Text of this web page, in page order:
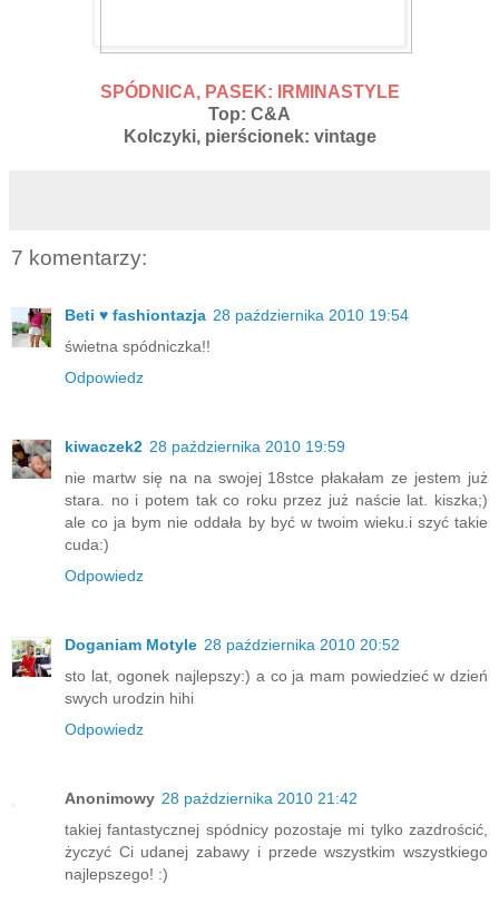
SPÓDNICA, PASEK: IRMINASTYLE
Top: C&A
Kolczyki, pierścionek: vintage
7 komentarzy:
Beti ♥ fashiontazja 28 października 2010 19:54
świetna spódniczka!!
Odpowiedz
kiwaczek2 28 października 2010 19:59
nie martw się na na swojej 18stce płakałam ze jestem już
stara. no i potem tak co roku przez już naście lat. kiszka;)
ale co ja bym nie oddała by być w twoim wieku.i szyć takie
cuda:)
Odpowiedz
Doganiam Motyle 28 października 2010 20:52
sto lat, ogonek najlepszy:) a co ja mam powiedzieć w dzień
swych urodzin hihi
Odpowiedz
Anonimowy 28 października 2010 21:42
takiej fantastycznej spódnicy pozostaje mi tylko zazdrościć,
życzyć Ci udanej zabawy i przede wszystkim wszystkiego
najlepszego! :)